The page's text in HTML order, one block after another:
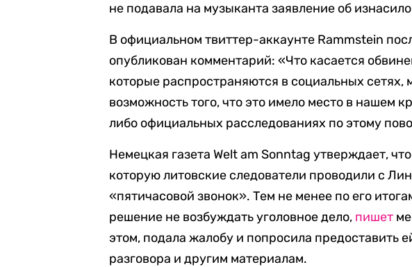
не подавала на музыканта заявление об
В официальном твиттер-аккаунте Rammstein
опубликован комментарий: «Что касается
которые распространяются в социальных
возможность того, что это имело место в нашем
либо официальных расследованиях по этому
Немецкая газета Welt am Sonntag утверждает,
которую литовские следователи проводили с
«пятичасовой звонок». Тем не менее по его
решение не возбуждать уголовное дело, пишет
этом, подала жалобу и попросила предоставить
разговора и другим материалам.